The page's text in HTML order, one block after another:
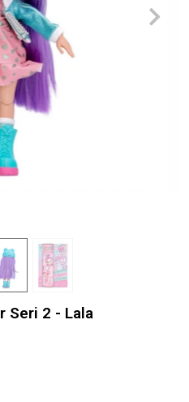
Seri 2 - Lala